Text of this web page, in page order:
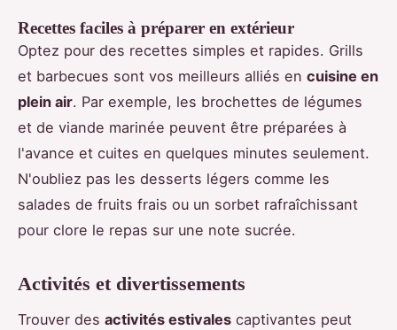
Recettes faciles à préparer en extérieur
Optez pour des recettes simples et rapides. Grills
et barbecues sont vos meilleurs alliés en cuisine en
plein air. Par exemple, les brochettes de légumes
et de viande marinée peuvent être préparées à
l'avance et cuites en quelques minutes seulement.
N'oubliez pas les desserts légers comme les
salades de fruits frais ou un sorbet rafraîchissant
pour clore le repas sur une note sucrée.
Activités et divertissements
Trouver des activités estivales captivantes peut